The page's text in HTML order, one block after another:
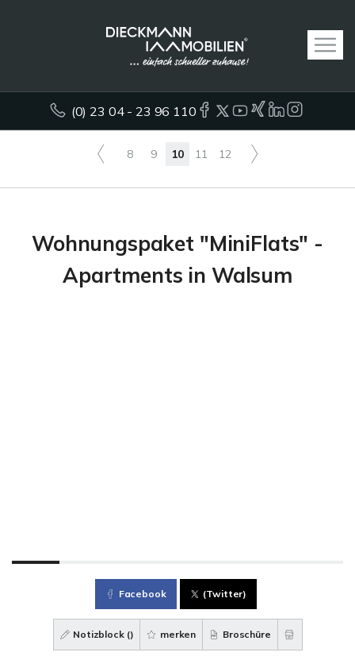
(0) 23 04 - 23 96 110
8 9 10 11 12
Wohnungspaket "MiniFlats" -
Apartments in Walsum
Facebook (Twitter)
Notizblock () merken Broschüre